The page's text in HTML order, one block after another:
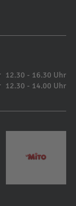
12.30 - 16.30 Uhr
12.30 - 14.00 Uhr